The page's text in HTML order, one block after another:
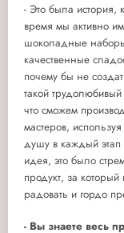
- Это была история,
время мы активно
шоколадные
качественные
почему бы не
такой
что сможем
мастеров,
душу в каждый этап
идея, это было
продукт, за
радовать и гордо
- Вы знаете весь